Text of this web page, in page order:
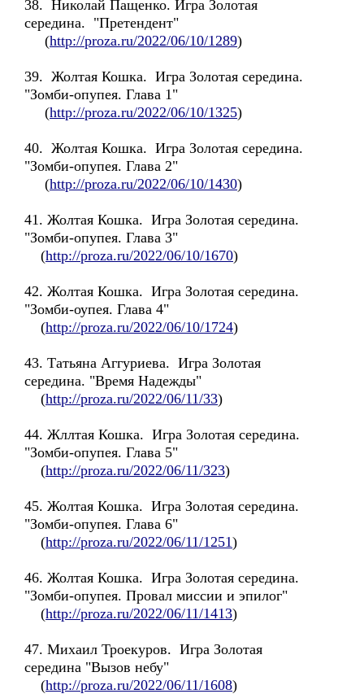
38. Николай Пащенко. Игра Золотая
середина. "Претендент"
(http://proza.ru/2022/06/10/1289)
39. Жолтая Кошка. Игра Золотая середина.
"Зомби-опупея. Глава 1"
(http://proza.ru/2022/06/10/1325)
40. Жолтая Кошка. Игра Золотая середина.
"Зомби-опупея. Глава 2"
(http://proza.ru/2022/06/10/1430)
41. Жолтая Кошка. Игра Золотая середина.
"Зомби-опупея. Глава 3"
(http://proza.ru/2022/06/10/1670)
42. Жолтая Кошка. Игра Золотая середина.
"Зомби-оупея. Глава 4"
(http://proza.ru/2022/06/10/1724)
43. Татьяна Аггуриева. Игра Золотая
середина. "Время Надежды"
(http://proza.ru/2022/06/11/33)
44. Жллтая Кошка. Игра Золотая середина.
"Зомби-опупея. Глава 5"
(http://proza.ru/2022/06/11/323)
45. Жолтая Кошка. Игра Золотая середина.
"Зомби-опупея. Глава 6"
(http://proza.ru/2022/06/11/1251)
46. Жолтая Кошка. Игра Золотая середина.
"Зомби-опупея. Провал миссии и эпилог"
(http://proza.ru/2022/06/11/1413)
47. Михаил Троекуров. Игра Золотая
середина "Вызов небу"
(http://proza.ru/2022/06/11/1608)